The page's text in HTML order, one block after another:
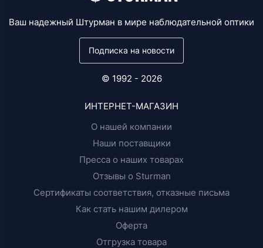
Ваш надежный Штурман в мире наблюдательной оптики
Подписка на новости
© 1992 - 2026
ИНТЕРНЕТ-МАГАЗИН
О нашей компании
Наши поставщики
Пресса о наших товарах
Отзывы о Sturman
Сертификаты соответствия, отказные письма
Как стать нашим дилером
Оферта
Отгрузка товара